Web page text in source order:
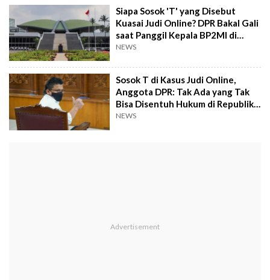
Siapa Sosok 'T' yang Disebut
Kuasai Judi Online? DPR Bakal Gali
saat Panggil Kepala BP2MI di
Rapat Tertutup
NEWS
Sosok T di Kasus Judi Online,
Anggota DPR: Tak Ada yang Tak
Bisa Disentuh Hukum di Republik
Ini, Sambo Aja Bisa!
NEWS